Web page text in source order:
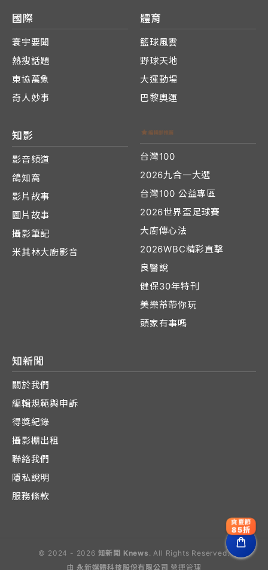
國際
寰宇要聞
熱搜話題
東協萬象
奇人妙事
體育
籃球風雲
野球天地
大運動場
巴黎奧運
知影
影音頻道
鴿知窩
影片故事
圖片故事
攝影筆記
米其林大廚影音
台灣100
2026九合一大選
台灣100 公益專區
2026世界盃足球賽
大廚傳心法
2026WBC精彩直擊
良醫說
健保30年特刊
美樂蒂帶你玩
頭家有事嗎
知新聞
關於我們
編輯規範與申訴
得獎紀錄
攝影棚出租
聯絡我們
隱私說明
服務條款
© 2024 - 2026 知新聞 Knews . All Rights Reserved.
由 永新媒體科技股份有限公司 營運管理
爽夏節
85折